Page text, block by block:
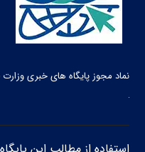
نماد مجوز پایگاه های خبری